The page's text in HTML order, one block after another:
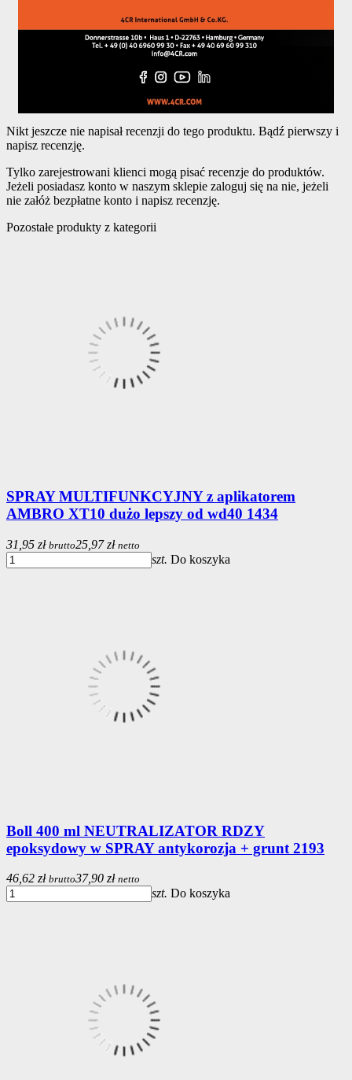
Nikt jeszcze nie napisał recenzji do tego produktu. Bądź pierwszy i
napisz recenzję.
Tylko zarejestrowani klienci mogą pisać recenzje do produktów.
Jeżeli posiadasz konto w naszym sklepie zaloguj się na nie, jeżeli
nie załóż bezpłatne konto i napisz recenzję.
Pozostałe produkty z kategorii
SPRAY MULTIFUNKCYJNY z aplikatorem
AMBRO XT10 dużo lepszy od wd40 1434
31,95 zł brutto25,97 zł netto
szt. Do koszyka
Boll 400 ml NEUTRALIZATOR RDZY
epoksydowy w SPRAY antykorozja + grunt 2193
46,62 zł brutto37,90 zł netto
szt. Do koszyka